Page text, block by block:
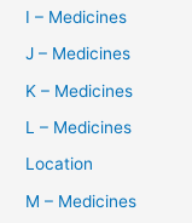
I – Medicines
J – Medicines
K – Medicines
L – Medicines
Location
M – Medicines